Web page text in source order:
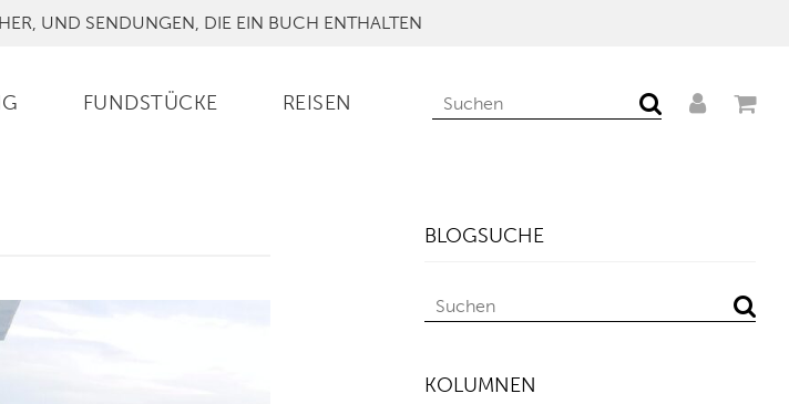
UND SENDUNGEN, DIE EIN BUCH ENTHALTEN
FUNDSTÜCKE REISEN
BLOGSUCHE
KOLUMNEN